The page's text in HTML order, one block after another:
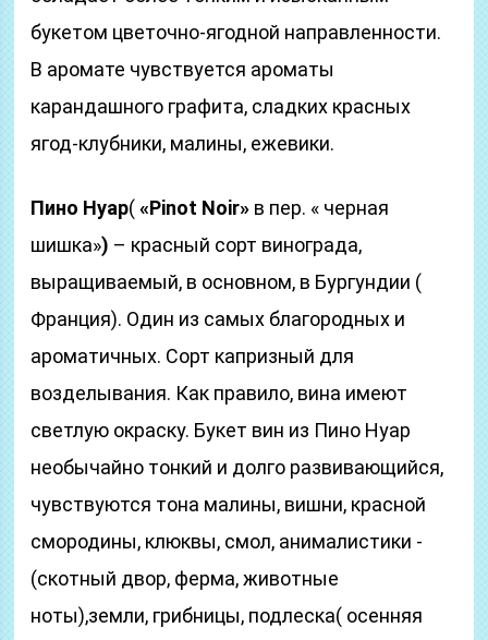
букетом цветочно-ягодной направленности.
В аромате чувствуется ароматы
карандашного графита, сладких красных
ягод-клубники, малины, ежевики.
Пино Нуар(«Pinot Noir» в пер. « черная
шишка») – красный сорт винограда,
выращиваемый, в основном, в Бургундии (
Франция). Один из самых благородных и
ароматичных. Сорт капризный для
возделывания. Как правило, вина имеют
светлую окраску. Букет вин из Пино Нуар
необычайно тонкий и долго развивающийся,
чувствуются тона малины, вишни, красной
смородины, клюквы, смол, анималистики -
(скотный двор, ферма, животные
ноты),земли, грибницы, подлеска( осенняя